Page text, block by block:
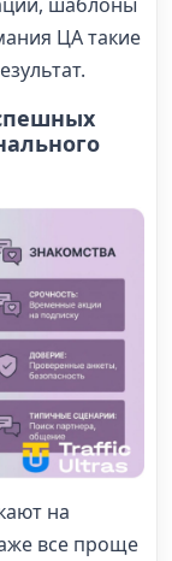
ЦА такие
на
все проще